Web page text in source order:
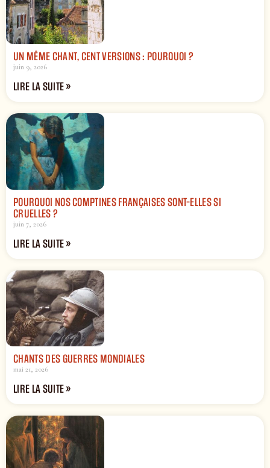
UN MÊME CHANT, CENT VERSIONS : POURQUOI ?
juin 9, 2026
LIRE LA SUITE »
POURQUOI NOS COMPTINES FRANÇAISES SONT-ELLES SI
CRUELLES ?
juin 7, 2026
LIRE LA SUITE »
CHANTS DES GUERRES MONDIALES
mai 21, 2026
LIRE LA SUITE »